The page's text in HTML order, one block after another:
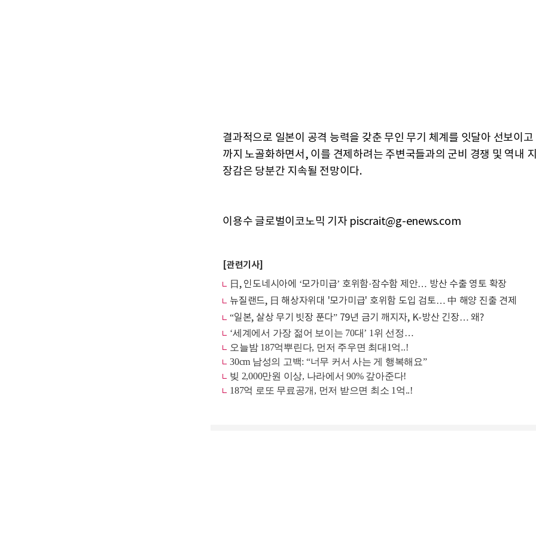
결과적으로 일본이 공격 능력을 갖춘 무인 무기 체계를 잇달아 선보이고
까지 노골화하면서, 이를 견제하려는 주변국들과의 군비 경쟁 및 역내
장감은 당분간 지속될 전망이다.
이용수 글로벌이코노믹 기자 piscrait@g-enews.com
[관련기사]
日, 인도네시아에 ‘모가미급’ 호위함·잠수함 제안… 방산 수출 영토 확장
뉴질랜드, 日 해상자위대 '모가미급' 호위함 도입 검토… 中 해양 진출 견제
“일본, 살상 무기 빗장 푼다” 79년 금기 깨지자, K-방산 긴장… 왜?